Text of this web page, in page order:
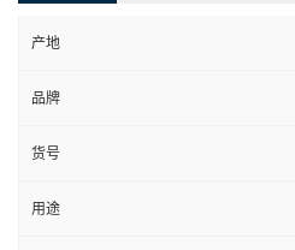
产地
品牌
货号
用途